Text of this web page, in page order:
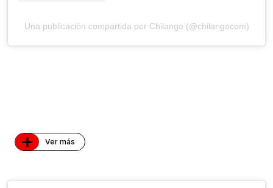
Una publicación compartida por Chilango (@chilangocom)
+ Ver más